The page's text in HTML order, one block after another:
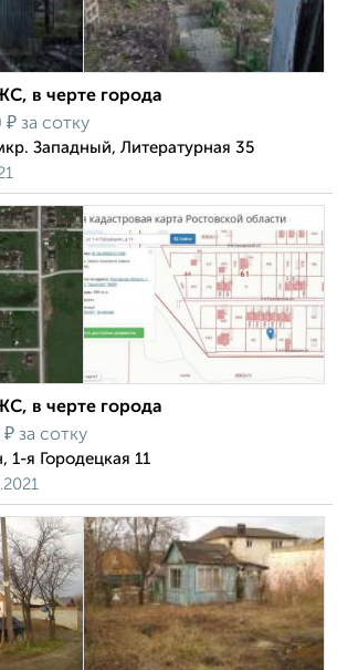
в черте города
₽ за сотку
Западный, Литературная 35
в черте города
₽ за сотку
1-я Городецкая 11